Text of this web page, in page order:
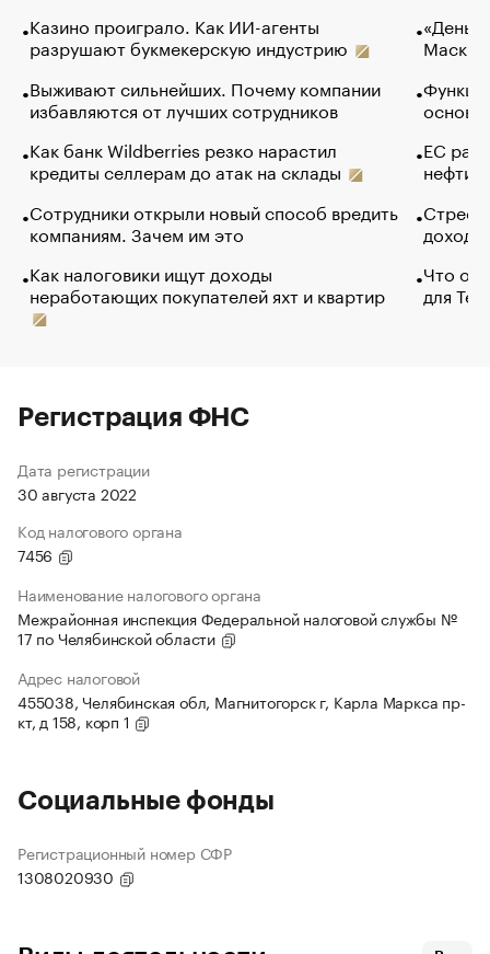
Казино проиграло. Как ИИ-агенты
разрушают букмекерскую индустрию
Выживают сильнейших. Почему компании
избавляются от лучших сотрудников
Как банк Wildberries резко нарастил
кредиты селлерам до атак на склады
Сотрудники открыли новый способ вредить
компаниям. Зачем им это
Как налоговики ищут доходы
неработающих покупателей яхт и квартир
Маск в
основ
ЕС
нефти
Что
для
Регистрация ФНС
Дата регистрации
30 августа 2022
Код налогового органа
7456
Наименование налогового органа
Межрайонная инспекция Федеральной налоговой службы №
17 по Челябинской области
Адрес налоговой
455038, Челябинская обл, Магнитогорск г, Карла Маркса пр-
кт, д 158, корп 1
Социальные фонды
Регистрационный номер СФР
1308020930